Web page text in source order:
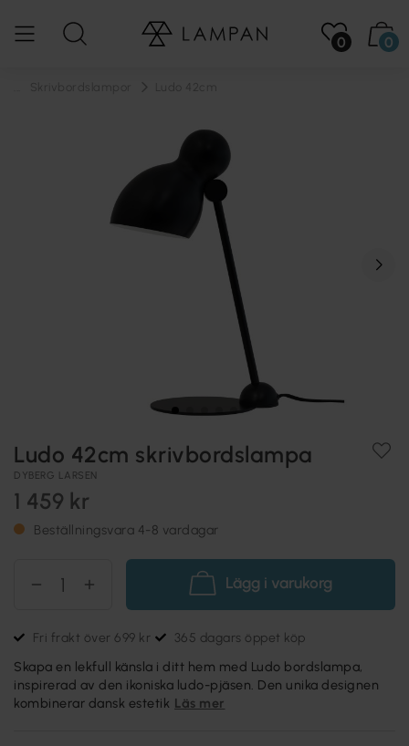
0 0
Ludo 42cm skrivbordslampa
DYBERG LARSEN
1 459 kr
Beställningsvara 4-8 vardagar
Lägg i varukorg
Fri frakt över 699 kr 365 dagars öppet köp
Skapa en lekfull känsla i ditt hem med Ludo bordslampa,
inspirerad av den ikoniska ludo-pjäsen. Den unika designen
kombinerar dansk estetik Läs mer